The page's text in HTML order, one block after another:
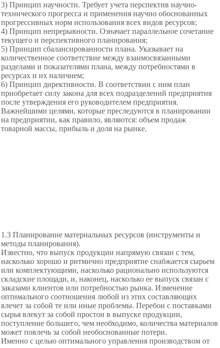
3) Принцип научности. Требует учета перспектив научно-
технического прогресса и применения научно обоснованных
прогрессивных норм использования всех видов ресурсов;
4) Принцип непрерывности. Означает параллельное сочетание
текущего и перспективного планирования;
5) Принцип сбалансированности плана. Указывает на
количественное соответствие между взаимосвязанными
разделами и показателями плана, между потребностями в
ресурсах и их наличием;
6) Принцип директивности. В соответствии с ним план
приобретает силу закона для всех подразделений предприятия
после утверждения его руководителем предприятия.
Важнейшими целями, которые преследуются в планировании
на предприятии, как правило, являются: объем продаж
товарной массы, прибыль и доля на рынке.
1.3 Планирование материальных ресурсов (инструменты и
методы планирования).
Известно, что выпуск продукции напрямую связан с тем,
насколько хорошо и ритмично предприятие снабжается сырьем
или комплектующими, насколько рационально используются
складские площади, и, наконец, насколько ее выпуск связан с
заказами клиентов или потребностью рынка. Изменение
оптимального соотношения любой из этих составляющих
влечет за собой те или иные проблемы. Перебои с поставками
сырья влекут за собой простои в выпуске продукции,
поступление большего, чем необходимо, количества материалов
может повлечь за собой необоснованные потери.
Именно с целью оптимального управления производством от